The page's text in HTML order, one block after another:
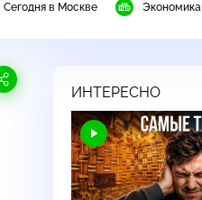
Сегодня в Москве Экономика
ИНТЕРЕСНО